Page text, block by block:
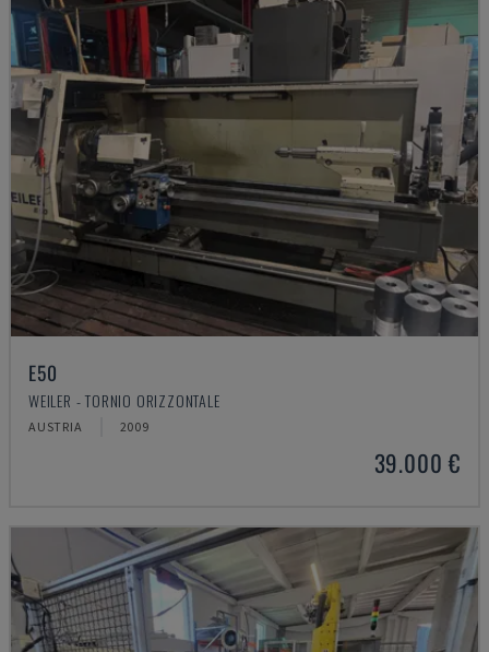
E50
WEILER - TORNIO ORIZZONTALE
AUSTRIA 2009
39.000 €